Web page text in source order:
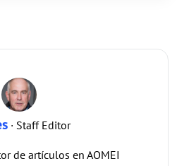
· Staff Editor
de artículos en AOMEI